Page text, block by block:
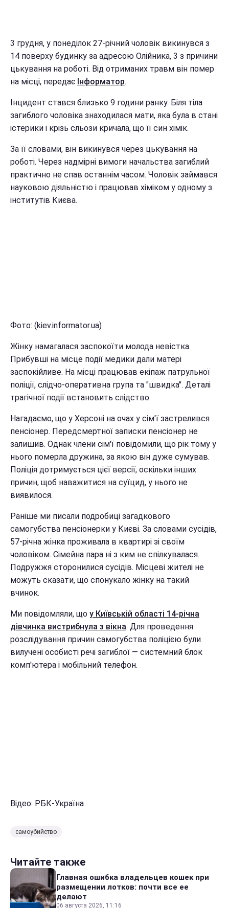
3 грудня, у понеділок 27-річний чоловік викинувся з
14 поверху будинку за адресою Олійника, 3 з причини
цькування на роботі. Від отриманих травм він помер
на місці, передає Інформатор.
Інцидент стався близько 9 години ранку. Біля тіла
загиблого чоловіка знаходилася мати, яка була в стані
істерики і крізь сльози кричала, що її син хімік.
За її словами, він викинувся через цькування на
роботі. Через надмірні вимоги начальства загиблий
практично не спав останнім часом. Чоловік займався
науковою діяльністю і працював хіміком у одному з
інститутів Києва.
Фото: (kiev.informator.ua)
Жінку намагалася заспокоїти молода невістка.
Прибувші на місце події медики дали матері
заспокійливе. На місці працював екіпаж патрульної
поліції, слідчо-оперативна група та "швидка". Деталі
трагічної події встановить слідство.
Нагадаємо, що у Херсоні на очах у сім'ї застрелився
пенсіонер. Передсмертної записки пенсіонер не
залишив. Однак члени сім'ї повідомили, що рік тому у
нього померла дружина, за якою він дуже сумував.
Поліція дотримується цієї версії, оскільки інших
причин, щоб наважитися на суїцид, у нього не
виявилося.
Раніше ми писали подробиці загадкового
самогубства пенсіонерки у Києві. За словами сусідів,
57-річна жінка проживала в квартирі зі своїм
чоловіком. Сімейна пара ні з ким не спілкувалася.
Подружжя сторонилися сусідів. Місцеві жителі не
можуть сказати, що спонукало жінку на такий
вчинок.
Ми повідомляли, що у Київській області 14-річна
дівчинка вистрибнула з вікна. Для проведення
розслідування причин самогубства поліцією були
вилучені особисті речі загиблої — системний блок
комп'ютера і мобільний телефон.
Відео: РБК-Україна
самоубийство
Читайте также
Главная ошибка владельцев кошек при
размещении лотков: почти все ее
делают
06 августа 2026, 11:16